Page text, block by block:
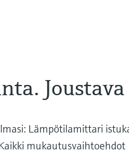
Lämpötilamittari